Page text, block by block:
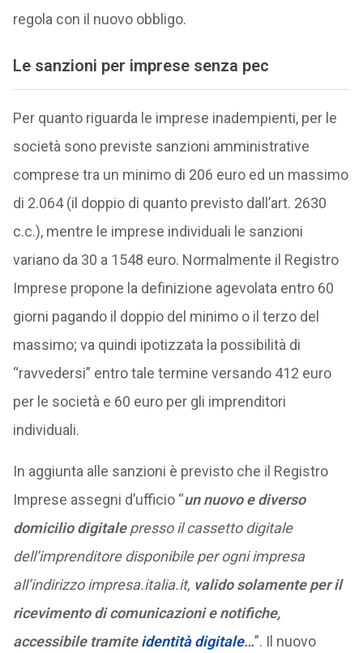
regola con il nuovo obbligo.
Le sanzioni per imprese senza pec
Per quanto riguarda le imprese inadempienti, per le
società sono previste sanzioni amministrative
comprese tra un minimo di 206 euro ed un massimo
di 2.064 (il doppio di quanto previsto dall’art. 2630
c.c.), mentre le imprese individuali le sanzioni
variano da 30 a 1548 euro. Normalmente il Registro
Imprese propone la definizione agevolata entro 60
giorni pagando il doppio del minimo o il terzo del
massimo; va quindi ipotizzata la possibilità di
“ravvedersi” entro tale termine versando 412 euro
per le società e 60 euro per gli imprenditori
individuali.
In aggiunta alle sanzioni è previsto che il Registro
Imprese assegni d’ufficio “un nuovo e diverso
domicilio digitalepresso il cassetto digitale
dell’imprenditore disponibile per ogni impresa
all’indirizzo impresa.italia.it, valido solamente per il
ricevimento di comunicazioni e notifiche,
accessibile tramiteidentità digitale…”. Il nuovo